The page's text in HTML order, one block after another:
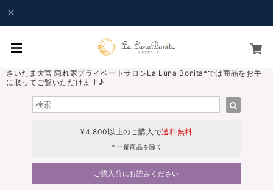
さいたま大宮 隠れ家プライベートサロンLa Luna Bonita*では商品をお手
に取ってご覧いただけます♪
¥4,800以上のご購入で送料無料
＊一部商品を除く
ご購入前にお読みください